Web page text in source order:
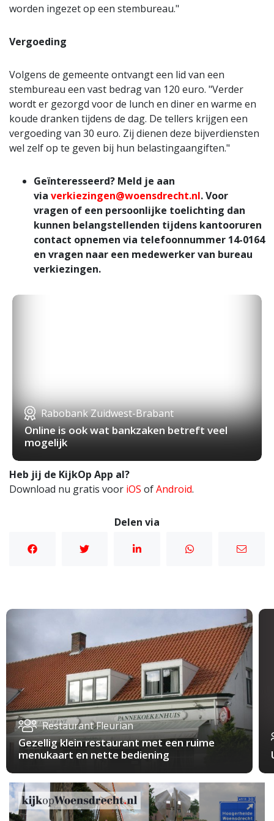
worden ingezet op een stembureau."
Vergoeding
Volgens de gemeente ontvangt een lid van een
stembureau een vast bedrag van 120 euro. "Verder
wordt er gezorgd voor de lunch en diner en warme en
koude dranken tijdens de dag. De tellers krijgen een
vergoeding van 30 euro. Zij dienen deze bijverdiensten
wel zelf op te geven bij hun belastingaangiften."
Geïnteresseerd? Meld je aan
via verkiezingen@woensdrecht.nl. Voor
vragen of een persoonlijke toelichting dan
kunnen belangstellenden tijdens kantooruren
contact opnemen via telefoonnummer 14-0164
en vragen naar een medewerker van bureau
verkiezingen.
Rabobank Zuidwest-Brabant
Online is ook wat bankzaken betreft veel
mogelijk
Heb jij de KijkOp App al?
Download nu gratis voor iOS ofAndroid.
Delen via
Restaurant Fleurian
Gezellig klein restaurant met een ruime
menukaart en nette bediening